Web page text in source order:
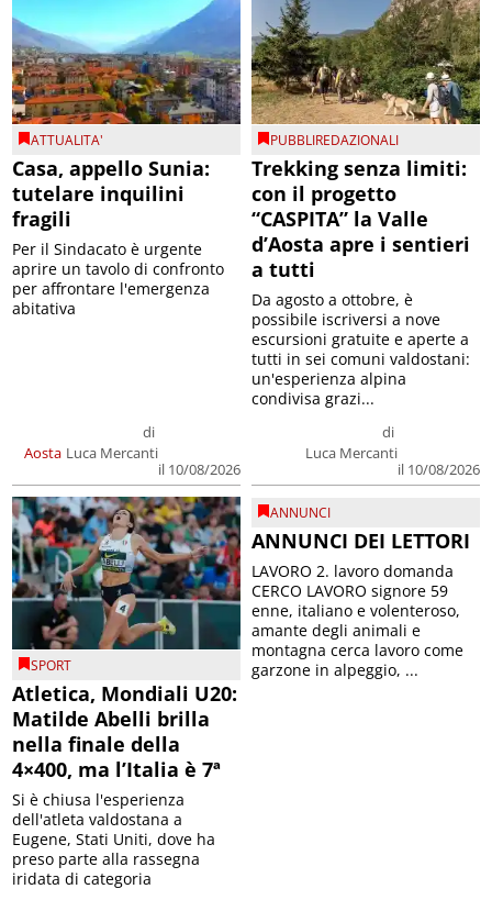
ATTUALITA'
Casa, appello Sunia:
tutelare inquilini
fragili
Aosta
di
Luca Mercanti
il 10/08/2026
Per il Sindacato è urgente
aprire un tavolo di confronto
per affrontare l'emergenza
abitativa
PUBBLIREDAZIONALI
Trekking senza limiti:
con il progetto
“CASPITA” la Valle
d’Aosta apre i sentieri
a tutti
di
Luca Mercanti
il 10/08/2026
Da agosto a ottobre, è
possibile iscriversi a nove
escursioni gratuite e aperte a
tutti in sei comuni valdostani:
un'esperienza alpina
condivisa grazi...
SPORT
Atletica, Mondiali U20:
Matilde Abelli brilla
nella finale della
4×400, ma l’Italia è 7ª
Si è chiusa l'esperienza
dell'atleta valdostana a
Eugene, Stati Uniti, dove ha
preso parte alla rassegna
iridata di categoria
ANNUNCI
ANNUNCI DEI LETTORI
LAVORO 2. lavoro domanda
CERCO LAVORO signore 59
enne, italiano e volenteroso,
amante degli animali e
montagna cerca lavoro come
garzone in alpeggio, ...